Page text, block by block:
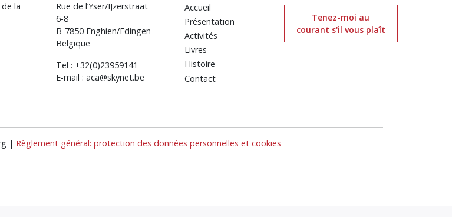
la
Rue de l’Yser/IJzerstraat
6-8
B-7850 Enghien/Edingen
Belgique
Tel : +32(0)23959141
E-mail : aca@skynet.be
Accueil
Présentation
Activités
Livres
Histoire
Contact
Tenez-moi au
courant s'il vous plaît
| Règlement général: protection des données personnelles et cookies